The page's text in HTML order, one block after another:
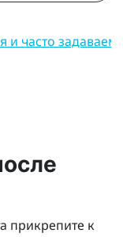
и часто
прикрепите к